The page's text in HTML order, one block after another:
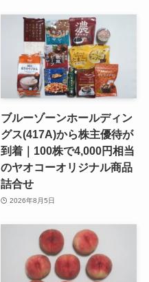
ブルーゾーンホールディン
グス(417A)から株主優待が
到着｜100株で4,000円相当
のヤオコーオリジナル商品
詰合せ
2026年8月5日